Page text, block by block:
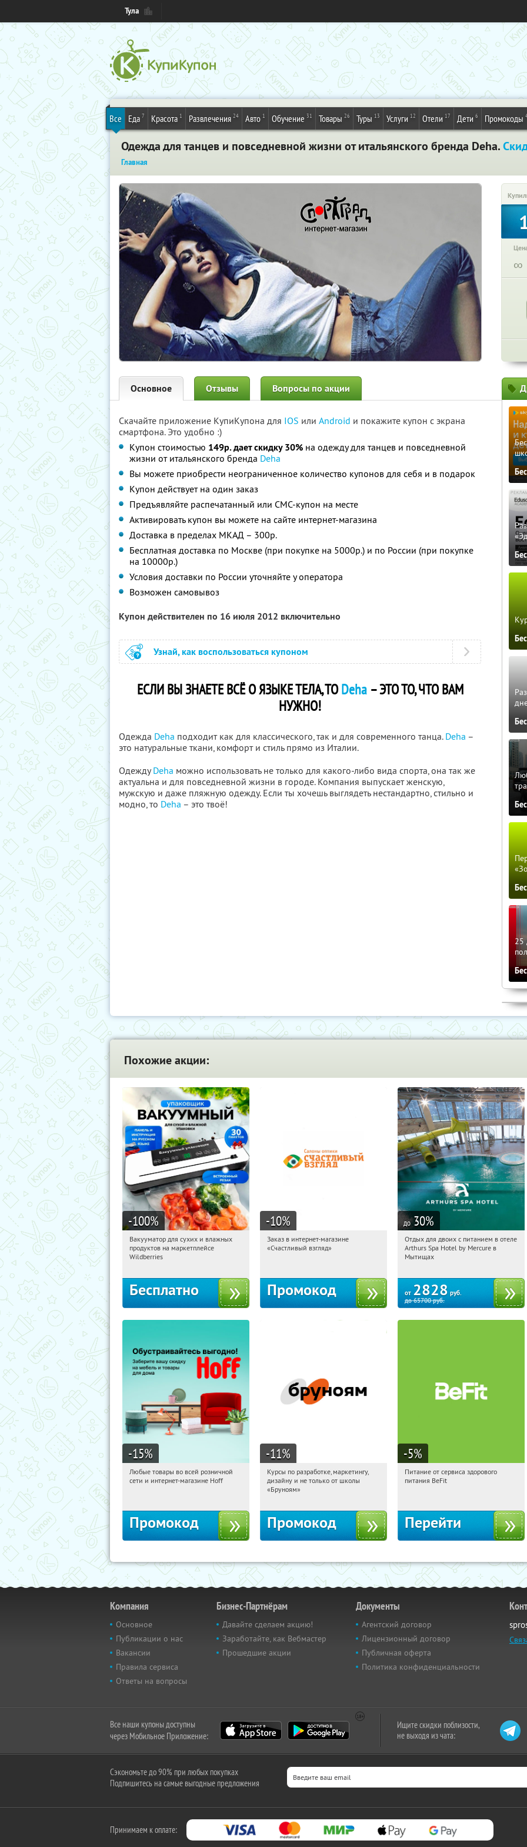
Тула
Все Еда 7 Красота 1 Развлечения 24 Авто 1 Обучение 31 Товары 26 Туры 13 Услуги 12 Отели 17 Дети 6 Промокоды
Одежда для танцев и повседневной жизни от итальянского бренда Deha.
Главная
∞
Основное Отзывы Вопросы по акции
Скачайте приложение КупиКупона для IOS или Android и покажите купон с экрана
смартфона. Это удобно :)
Купон стоимостью 149р. дает скидку 30% на одежду для танцев и повседневной
жизни от итальянского бренда Deha
Вы можете приобрести неограниченное количество купонов для себя и в подарок
Купон действует на один заказ
Предъявляйте распечатанный или СМС-купон на месте
Активировать купон вы можете на сайте интернет-магазина
Доставка в пределах МКАД – 300р.
Бесплатная доставка по Москве (при покупке на 5000р.) и по России (при покупке
на 10000р.)
Условия доставки по России уточняйте у оператора
Возможен самовывоз
Купон действителен по 16 июля 2012 включительно
Узнай, как воспользоваться купоном
ЕСЛИ ВЫ ЗНАЕТЕ ВСЁ О ЯЗЫКЕ ТЕЛА, ТОDeha– ЭТО ТО, ЧТО ВАМ
НУЖНО!
Одежда Deha подходит как для классического, так и для современного танца. Deha –
это натуральные ткани, комфорт и стиль прямо из Италии.
ОдеждуDeha можно использовать не только для какого-либо вида спорта, она так же
актуальна и для повседневной жизни в городе. Компания выпускает женскую,
мужскую и даже пляжную одежду. Если ты хочешь выглядеть нестандартно, стильно и
модно, то Deha – это твоё!
25
Похожие акции:
-100%
20:01:43 Получили:180
Россия
Вакууматор для сухих и влажных
продуктов на маркетплейсе
Wildberries
Бесплатно
-10%
20:01:43
Получи первым!
Заказ в интернет-магазине
«Счастливый взгляд»
Промокод
до 30%
20:01:43
Купи первым!
Московская обл., г. Мытищи, д.
Отдых для двоих с питанием в отеле
Arthurs Spa Hotel by Mercure в
Мытищах
от 2828 руб.
до65700руб.
-15%
20:01:43 Получили:
Любые товары во всей розничной
сети и интернет-магазине Hoff
Промокод
-11%
20:01:43
Получи первым!
Россия
Курсы по разработке, маркетингу,
дизайну и не только от школы
«Бруноям»
Промокод
-5%
20:01:43
Получи первым!
Питание от сервиса здорового
питания BeFit
Перейти
Компания
Основное
Публикации о нас
Вакансии
Правила сервиса
Ответы на вопросы
Бизнес-Партнёрам
Давайте сделаем акцию!
Заработайте, как Вебмастер
Прошедшие акции
Документы
Агентский договор
Лицензионный договор
Публичная оферта
Политика конфиденциальности
Все наши купоны доступны
через Мобильное Приложение:
Ищите скидки поблизости,
не выходя из чата:
Сэкономьте до 90% при любых покупках
Подпишитесь на самые выгодные предложения
Принимаем к оплате: